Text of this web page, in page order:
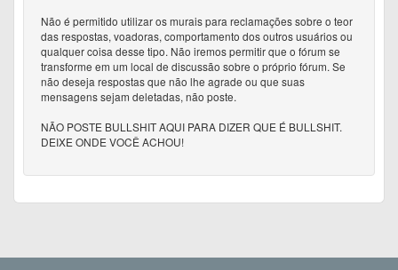
Não é permitido utilizar os murais para reclamações sobre o teor
das respostas, voadoras, comportamento dos outros usuários ou
qualquer coisa desse tipo. Não iremos permitir que o fórum se
transforme em um local de discussão sobre o próprio fórum. Se
não deseja respostas que não lhe agrade ou que suas
mensagens sejam deletadas, não poste.
NÃO POSTE BULLSHIT AQUI PARA DIZER QUE É BULLSHIT.
DEIXE ONDE VOCÊ ACHOU!